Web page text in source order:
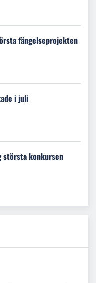
fängelseprojekten
i juli
största konkursen